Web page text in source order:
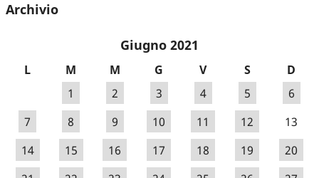
Archivio
Giugno 2021
L M M G V S
D
1
2 3 4 5
6
7
8 9 10 11 12
13
14
15 16 17 18 19
20